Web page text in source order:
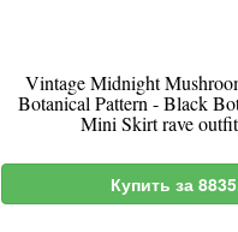
Vintage Midnight
Botanical Pattern - Black
Mini Skirt rave
Купить за